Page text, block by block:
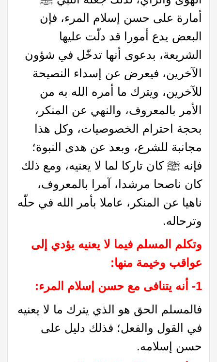
أمارة على حسن إسلام المرء، فإن
البعض يدع أمورا قد دلّت عليها
الشريعة، بدعوى أنها تدخّل في شؤون
الآخرين، فيعرض عن إسداء النصيحة
للآخرين، ويترك ما أمره الله به من
الأمر بالمعروف، والنهي عن المنكر،
بحجة احترام الخصوصيات، وكل هذا
مجانبة للشرع، وبعد عن هدى النبوة؛
فإنه ﷺ كان تاركا لما لا يعنيه، ومع ذلك
كان ناصحا مرشدا، آمرا بالمعروف،
ناهيا عن المنكر، عاملا بأمر الله في حلّه
وترحاله.
وتكلم المسلم فيما لا يعنيه يؤدي إلى
عواقب وخيمة منها:
1- أنه يتنافى مع حسن إسلام المرء:
فالمسلم الحق هو الذي يترك ما لا يعنيه
في القول والفعل؛ فذلك دليل على
حسن إسلامه.